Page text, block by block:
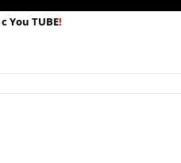
с You TUBE!